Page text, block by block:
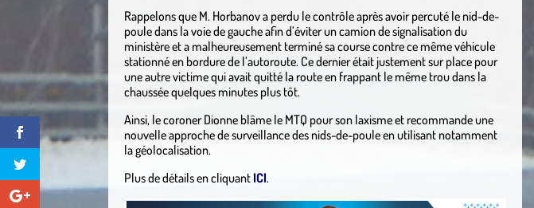
Rappelons que M. Horbanov a perdu le contrôle après avoir percuté le nid-de-
poule dans la voie de gauche afin d’éviter un camion de signalisation du
ministère et a malheureusement terminé sa course contre ce même véhicule
stationné en bordure de l’autoroute. Ce dernier était justement sur place pour
une autre victime qui avait quitté la route en frappant le même trou dans la
chaussée quelques minutes plus tôt.
Ainsi, le coroner Dionne blâme le MTQ pour son laxisme et recommande une
nouvelle approche de surveillance des nids-de-poule en utilisant notamment
la géolocalisation.
Plus de détails en cliquant ICI.